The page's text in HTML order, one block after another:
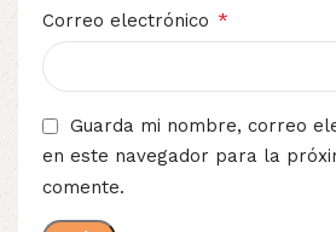
Correo electrónico *
Guarda mi nombre, correo
en este navegador para la
comente.